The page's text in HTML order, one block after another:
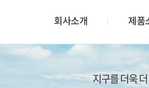
회사소개 제품
지구를 더욱